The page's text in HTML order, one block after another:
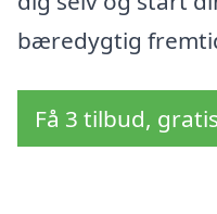
bæredygtig
Få 3 tilbud,